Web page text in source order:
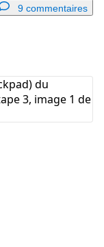
9 commentaires